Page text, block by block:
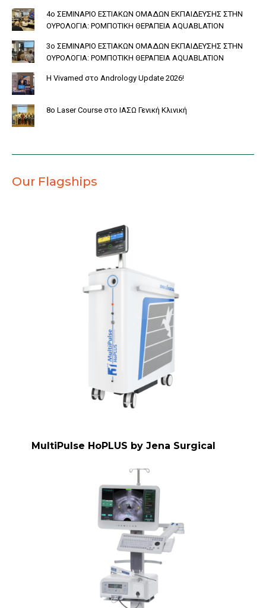
4ο ΣΕΜΙΝΑΡΙΟ ΕΣΤΙΑΚΩΝ ΟΜΑΔΩΝ ΕΚΠΑΙΔΕΥΣΗΣ ΣΤΗΝ
ΟΥΡΟΛΟΓΙΑ: ΡΟΜΠΟΤΙΚΗ ΘΕΡΑΠΕΙΑ AQUABLATION
3ο ΣΕΜΙΝΑΡΙΟ ΕΣΤΙΑΚΩΝ ΟΜΑΔΩΝ ΕΚΠΑΙΔΕΥΣΗΣ ΣΤΗΝ
ΟΥΡΟΛΟΓΙΑ: ΡΟΜΠΟΤΙΚΗ ΘΕΡΑΠΕΙΑ AQUABLATION
Η Vivamed στο Andrology Update 2026!
8o Laser Course στο ΙΑΣΩ Γενική Κλινική
Our Flagships
MultiPulse HoPLUS by Jena Surgical